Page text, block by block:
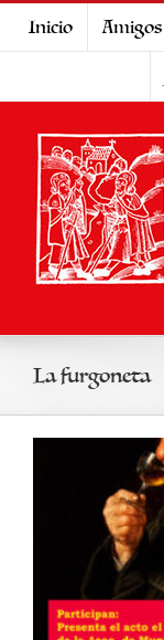
Inicio Amigos
La furgoneta